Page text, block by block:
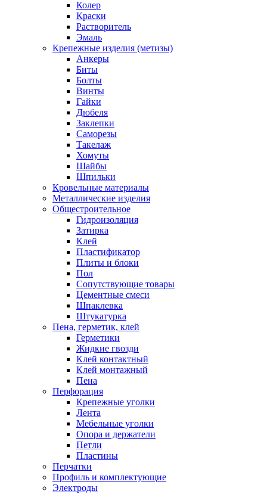
Колер
Краски
Растворитель
Эмаль
Крепежные изделия (метизы)
Анкеры
Биты
Болты
Винты
Гайки
Дюбеля
Заклепки
Саморезы
Такелаж
Хомуты
Шайбы
Шпильки
Кровельные материалы
Металлические изделия
Общестроительное
Гидроизоляция
Затирка
Клей
Пластификатор
Плиты и блоки
Пол
Сопутствующие товары
Цементные смеси
Шпаклевка
Штукатурка
Пена, герметик, клей
Герметики
Жидкие гвозди
Клей контактный
Клей монтажный
Пена
Перфорация
Крепежные уголки
Лента
Мебельные уголки
Опора и держатели
Петли
Пластины
Перчатки
Профиль и комплектующие
Электроды